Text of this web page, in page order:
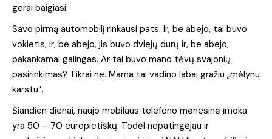
gerai baigiasi.
Savo pirmą automobilį rinkausi pats. Ir, be abejo, tai buvo
vokietis, ir, be abejo, jis buvo dviejų durų ir, be abejo,
pakankamai galingas. Ar tai buvo mano tėvų svajonių
pasirinkimas? Tikrai ne. Mama tai vadino labai gražiu „mėlynu
karstu”.
Šiandien dienai, naujo mobilaus telefono mėnesinė įmoka
yra 50 – 70 europietiškų. Todėl nepatingėjau ir